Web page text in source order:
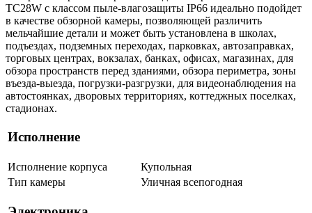
TC28W с классом пыле-влагозащиты IP66 идеально подойдет
в качестве обзорной камеры, позволяющей различить
мельчайшие детали и может быть установлена в школах,
подъездах, подземных переходах, парковках, автозаправках,
торговых центрах, вокзалах, банках, офисах, магазинах, для
обзора пространств перед зданиями, обзора периметра, зоны
въезда-выезда, погрузки-разгрузки, для видеонаблюдения на
автостоянках, дворовых территориях, коттеджных поселках,
стадионах.
Исполнение
Исполнение корпуса
Купольная
Тип камеры
Уличная всепогодная